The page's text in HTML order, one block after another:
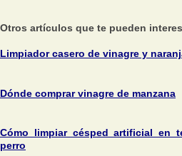
Otros artículos que te pueden
Limpiador casero de vinagre y
Dónde comprar vinagre de manzana
Cómo limpiar césped artificial en
perro